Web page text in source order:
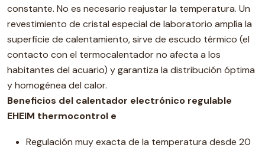
constante. No es necesario reajustar la temperatura. Un
revestimiento de cristal especial de laboratorio amplía la
superficie de calentamiento, sirve de escudo térmico (el
contacto con el termocalentador no afecta a los
habitantes del acuario) y garantiza la distribución óptima
y homogénea del calor.
Beneficios del calentador electrónico regulable
EHEIM thermocontrol e
Regulación muy exacta de la temperatura desde 20